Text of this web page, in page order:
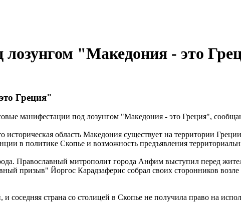
"Македония - это
Греция"
манифестации под лозунгом "Македония - это Греция",
область Македония существует на территории
в политике Скопье и возможность предъявления
Православный митрополит города Анфим выступил перед
призыв" Йоргос Карадзаферис собрал своих сторонников
страна со столицей в Скопье не получила право на